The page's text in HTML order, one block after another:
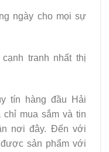
ngày cho mọi sự
tranh nhất thị
tín hàng đầu Hải
chỉ mua sắm và tin
nơi đây. Đến với
sản phẩm với